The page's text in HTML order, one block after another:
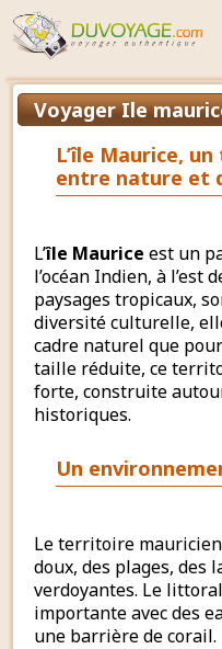
Voyager Ile
L’île Maurice,
entre nature et
L’île Maurice est un
l’océan Indien, à l’est
paysages tropicaux,
diversité culturelle,
cadre naturel que
taille réduite, ce
forte, construite
historiques.
Un
Le territoire
doux, des plages, des
verdoyantes. Le
importante avec des
une barrière de corail.